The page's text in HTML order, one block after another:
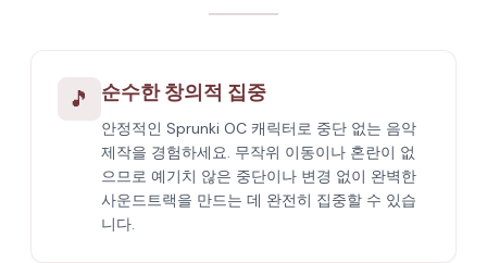
🎵 순수한 창의적 집중
안정적인 Sprunki OC 캐릭터로 중단 없는 음악
제작을 경험하세요. 무작위 이동이나 혼란이 없
으므로 예기치 않은 중단이나 변경 없이 완벽한
사운드트랙을 만드는 데 완전히 집중할 수 있습
니다.